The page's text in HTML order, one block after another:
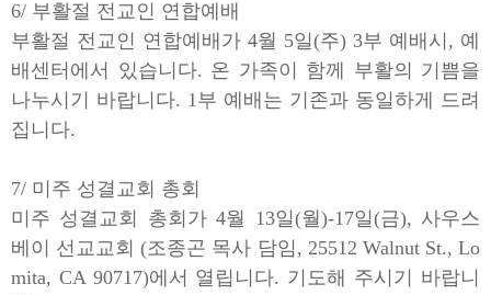
6/ 부활절 전교인 연합예배
부활절 전교인 연합예배가 4월 5일(주) 3부 예배시, 예
배센터에서 있습니다. 온 가족이 함께 부활의 기쁨을
나누시기 바랍니다. 1부 예배는 기존과 동일하게 드려
집니다.
7/ 미주 성결교회 총회
미주 성결교회 총회가 4월 13일(월)-17일(금), 사우스
베이 선교교회 (조종곤 목사 담임, 25512 Walnut St., Lo
mita, CA 90717)에서 열립니다. 기도해 주시기 바랍니